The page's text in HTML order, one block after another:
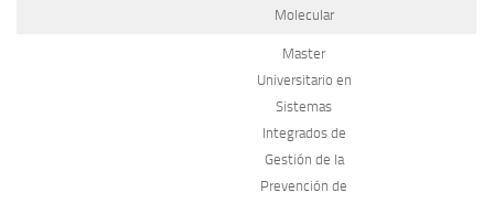
Molecular
Master
Universitario en
Sistemas
Integrados de
Gestión de la
Prevención de